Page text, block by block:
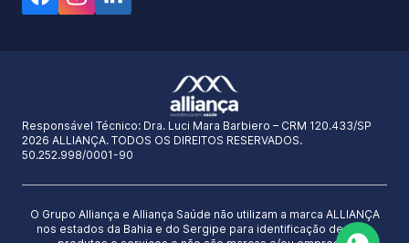
Responsável Técnico: Dra. Luci Mara Barbiero – CRM 120.433/SP
2026 ALLIANÇA. TODOS OS DIREITOS RESERVADOS.
50.252.998/0001-90
O Grupo Alliança e Alliança Saúde não utilizam a marca ALLIANÇA
nos estados da Bahia e do Sergipe para identificação de seus